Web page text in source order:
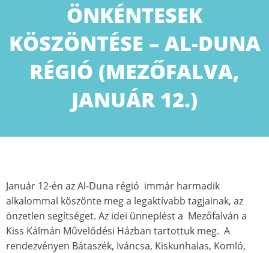
ÖNKÉNTESEK
KÖSZÖNTÉSE – AL-DUNA
RÉGIÓ (MEZŐFALVA,
JANUÁR 12.)
Január 12-én az Al-Duna régió immár harmadik
alkalommal köszönte meg a legaktívabb tagjainak, az
önzetlen segítséget. Az idei ünneplést a Mezőfalván a
Kiss Kálmán Művelődési Házban tartottuk meg. A
rendezvényen Bátaszék, Iváncsa, Kiskunhalas, Komló,